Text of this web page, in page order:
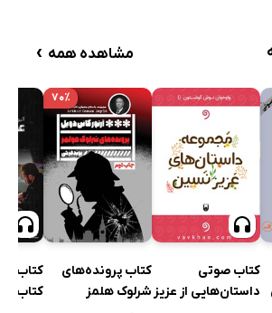
مشاهده همه ›
کتاب صوتی
داستان‌هایی از عزیز
۷۰٪
کتاب پرونده‌های
شرلوک هلمز
کتاب
کتاب